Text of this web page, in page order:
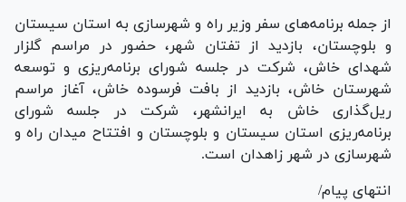
از جمله برنامه‌های سفر وزیر راه و شهرسازی به استان سیستان
و بلوچستان، بازدید از تفتان شهر، حضور در مراسم گلزار
شهدای خاش، شرکت در جلسه شورای برنامه‌ریزی و توسعه
شهرستان خاش، بازدید از بافت فرسوده خاش، آغاز مراسم
ریل‌گذاری خاش به ایرانشهر، شرکت در جلسه شورای
برنامه‌ریزی استان سیستان و بلوچستان و افتتاح میدان راه و
شهرسازی در شهر زاهدان است.
انتهای پیام/